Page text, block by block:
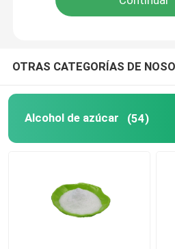
OTRAS CATEGORÍAS DE
Alcohol de azúcar (54)